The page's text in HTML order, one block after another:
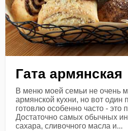
Гата армянская
В меню моей семьи не очень
армянской кухни, но вот
готовлю особенно часто - это
Достаточно самых обычных
сахара, сливочного масла и...